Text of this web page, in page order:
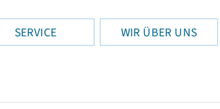
SERVICE WIR ÜBER UNS